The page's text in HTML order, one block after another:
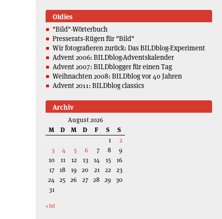
Oldies
"Bild"-Wörterbuch
Presserats-Rügen für "Bild"
Wir fotografieren zurück: Das BILDblog-Experiment
Advent 2006: BILDblog-Adventskalender
Advent 2007: BILDblogger für einen Tag
Weihnachten 2008: BILDblog vor 40 Jahren
Advent 2011: BILDblog classics
Archiv
August 2026
M
D M D F S
S
1
2
3
4 5 6 7 8
9
10
11 12 13 14 15
16
17 18 19 20 21 22
23
24 25 26 27 28 29 30
31
« Jul